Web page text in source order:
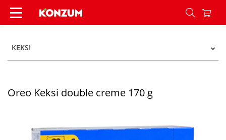
Oreo Keksi double creme 170 g - Konzum
KEKSI
Oreo Keksi double creme 170 g